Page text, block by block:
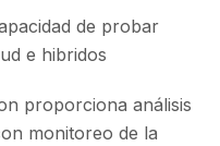
de probar
e hibridos
proporciona análisis
monitoreo de la